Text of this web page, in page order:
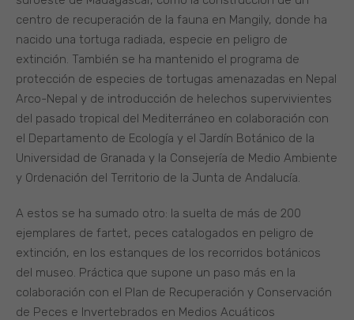
centro de recuperación de la fauna en Mangily, donde ha
nacido una tortuga radiada, especie en peligro de
extinción. También se ha mantenido el programa de
protección de especies de tortugas amenazadas en Nepal
Arco-Nepal y de introducción de helechos supervivientes
del pasado tropical del Mediterráneo en colaboración con
el Departamento de Ecología y el Jardín Botánico de la
Universidad de Granada y la Consejería de Medio Ambiente
y Ordenación del Territorio de la Junta de Andalucía.
A estos se ha sumado otro: la suelta de más de 200
ejemplares de fartet, peces catalogados en peligro de
extinción, en los estanques de los recorridos botánicos
del museo. Práctica que supone un paso más en la
colaboración con el Plan de Recuperación y Conservación
de Peces e Invertebrados en Medios Acuáticos